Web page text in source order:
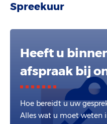
Spreekuur
Heeft u
afspraak bij
Hoe bereidt u uw
Alles wat u moet weten